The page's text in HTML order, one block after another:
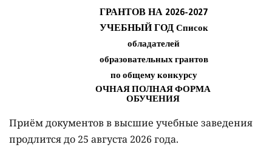
Приём документов в высшие учебные заведения
продлится до 25 августа 2026 года.